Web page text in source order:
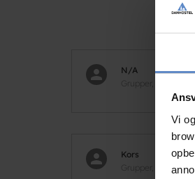
Vi og
N/A
Grupper, DK
Kors
Grupper, DK